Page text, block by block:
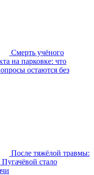
Смерть учёного
на парковке: что
остаются без
После тяжёлой травмы:
стало